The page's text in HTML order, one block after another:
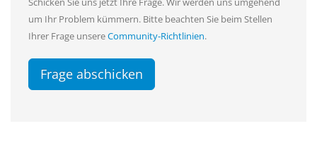
um Ihr Problem kümmern. Bitte beachten Sie beim Stellen
Ihrer Frage unsereCommunity-Richtlinien.
Frage abschicken